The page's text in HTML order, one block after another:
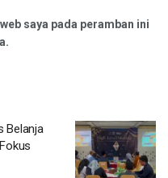
saya pada peramban ini
Belanja